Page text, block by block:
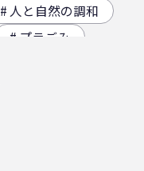
人と自然の調和
プラごみ